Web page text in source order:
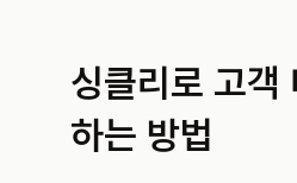
싱클리로 고객
하는 방법